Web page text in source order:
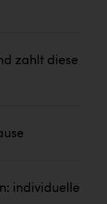
zahlt diese
individuelle